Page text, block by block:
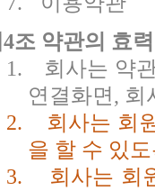
4조 약관의 효
1.
회사는 약
연결화면, 회
2.
회사는 회
을 할 수 있
3.
회사는 회